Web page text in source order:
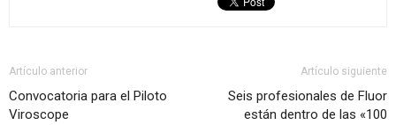
Artículo anterior
Convocatoria para el Piloto
Viroscope
Artículo siguiente
Seis profesionales de Fluor
están dentro de las «100